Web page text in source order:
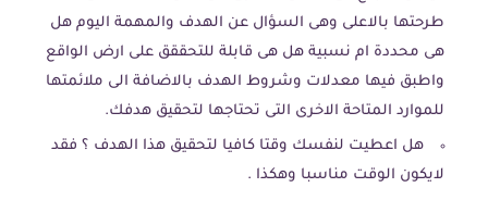
طرحتها بالاعلى وهى السؤال عن الهدف والمهمة اليوم هل
هى محددة ام نسبية هل هى قابلة للتحققق على ارض الواقع
واطبق فيها معدلات وشروط الهدف بالاضافة الى ملائمتها
للموارد المتاحة الاخرى التى تحتاجها لتحقيق هدفك.
هل اعطيت لنفسك وقتا كافيا لتحقيق هذا الهدف ؟ فقد
لايكون الوقت مناسبا وهكذا .